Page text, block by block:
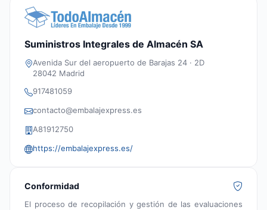
Suministros Integrales de Almacén SA
Avenida Sur del aeropuerto de Barajas 24 · 2D
28042 Madrid
917481059
contacto@embalajexpress.es
A81912750
https://embalajexpress.es/
Conformidad
El proceso de recopilación y gestión de las evaluaciones